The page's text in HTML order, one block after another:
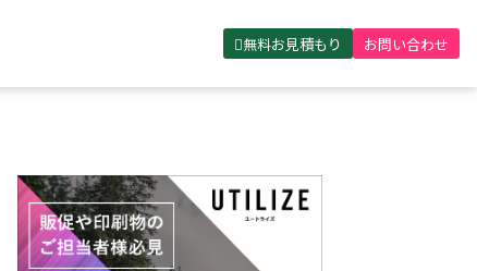
無料お見積もり お問い合わせ